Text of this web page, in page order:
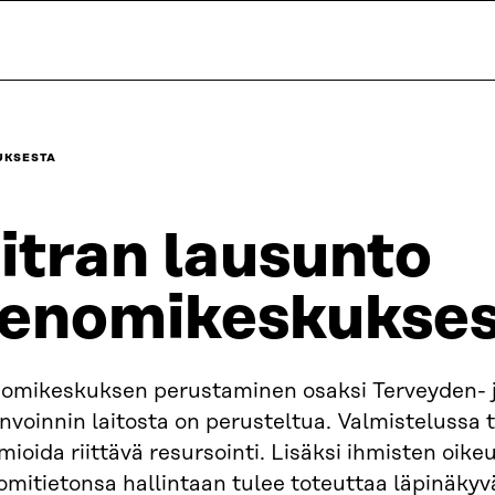
lausunto
perustaminen osaksi Terveyden-
laitosta on perusteltua. Valmistelussa
riittävä resursointi. Lisäksi ihmisten
hallintaan tulee toteuttaa